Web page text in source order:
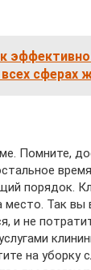
сферах
Помните,
порядок.
место. Так вы
и не
на уборку